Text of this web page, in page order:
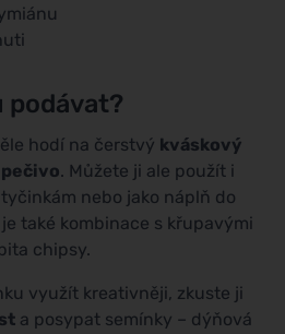
podávat?
hodí na čerstvý kváskový
. Můžete ji ale použít i
nebo jako náplň do
také kombinace s křupavými
chipsy.
využít kreativněji, zkuste ji
a posypat semínky – dýňová